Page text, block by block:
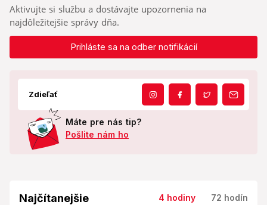
Aktivujte si službu a dostávajte upozornenia na
najdôležitejšie správy dňa.
Prihláste sa na odber notifikácií
Zdieľať
Máte pre nás tip?
Pošlite nám ho
Najčítanejšie 4 hodiny 72 hodín